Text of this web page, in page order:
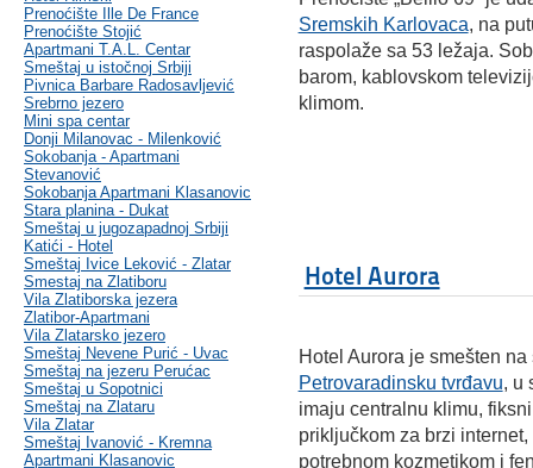
Prenoćište Ille De France
Prenoćište Stojić
Apartmani T.A.L. Centar
Smeštaj u istočnoj Srbiji
Pivnica Barbare Radosavljević
Srebrno jezero
Mini spa centar
Donji Milanovac - Milenković
Sokobanja - Apartmani
Stevanović
Sokobanja Apartmani Klasanovic
Stara planina - Dukat
Smeštaj u jugozapadnoj Srbiji
Katići - Hotel
Smeštaj Ivice Leković - Zlatar
Smestaj na Zlatiboru
Vila Zlatiborska jezera
Zlatibor-Apartmani
Vila Zlatarsko jezero
Smeštaj Nevene Purić - Uvac
Smeštaj na jezeru Perućac
Smeštaj u Sopotnici
Smeštaj na Zlataru
Vila Zlatar
Smeštaj Ivanović - Kremna
Apartmani Klasanovic
Sremskih Karlovaca, na
raspolaže sa 53 ležaja.
barom, kablovskom
klimom.
Hotel Aurora
Hotel Aurora je smešten
Petrovaradinsku tvrđavu, u
imaju centralnu klimu,
priključkom za brzi
potrebnom kozmetikom i